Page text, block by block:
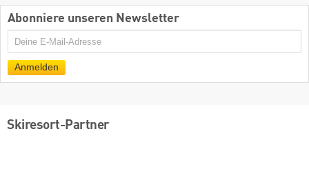
Abonniere unseren Newsletter
E-
Anmelden
Skiresort-Partner